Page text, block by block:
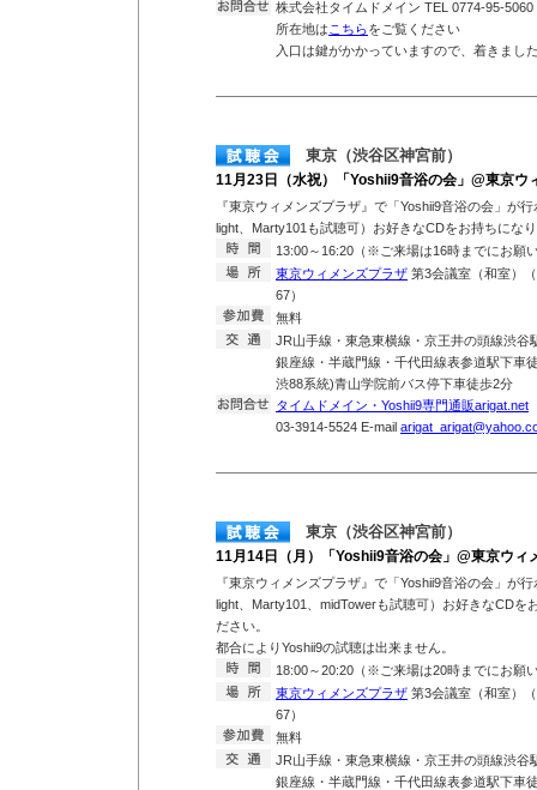
株式会社タイムドメイン TEL 0774-95-5060
所在地は こちらをご覧ください
入口は鍵がかかっていますので、着きまし
東京（渋谷区神宮前）
11月23日（水祝）「Yoshii9音浴の会」@東京ウ
『東京ウィメンズプラザ』で「Yoshii9音浴の会」が
light、Marty101も試聴可）お好きなCDをお持ちにな
13:00～16:20（※ご来場は16時までにお願
東京ウィメンズプラザ 第3会議室（和室）
67）
無料
JR山手線・東急東横線・京王井の頭線渋谷
銀座線・半蔵門線・千代田線表参道駅下車
渋88系統)青山学院前バス停下車徒歩2分
タイムドメイン・Yoshii9専門通販arigat.net
03-3914-5524 E-mail
東京（渋谷区神宮前）
11月14日（月）「Yoshii9音浴の会」@東京ウィ
『東京ウィメンズプラザ』で「Yoshii9音浴の会」が
light、Marty101、midTowerも試聴可）お好きなCDを
ださい。
都合によりYoshii9の試聴は出来ません。
18:00～20:20（※ご来場は20時までにお願
東京ウィメンズプラザ 第3会議室（和室）
67）
無料
JR山手線・東急東横線・京王井の頭線渋谷
銀座線・半蔵門線・千代田線表参道駅下車